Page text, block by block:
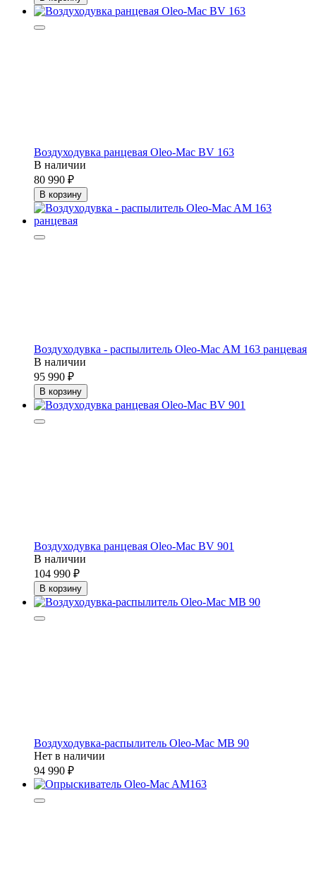
Воздуходувка ранцевая Oleo-Mac BV 163
В наличии
80 990
В корзину
Воздуходувка - распылитель Oleo-Mac AM 163 ранцевая
В наличии
95 990
В корзину
Воздуходувка ранцевая Oleo-Mac BV 901
В наличии
104 990
В корзину
Воздуходувка-распылитель Oleo-Mac MB 90
Нет в наличии
94 990